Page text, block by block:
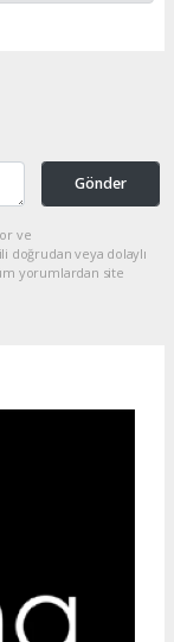
Gönder
ve
doğrudan veya dolaylı
yorumlardan site